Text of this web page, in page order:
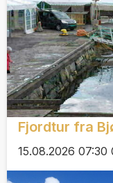
Fjordtur fra
15.08.2026 07:30